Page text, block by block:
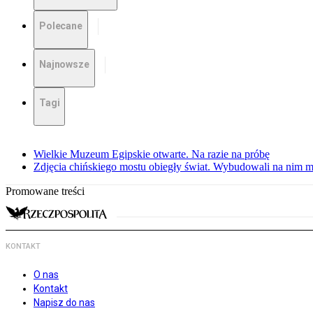
Polecane
Najnowsze
Tagi
Wielkie Muzeum Egipskie otwarte. Na razie na próbę
Zdjęcia chińskiego mostu obiegły świat. Wybudowali na nim
Promowane treści
KONTAKT
O nas
Kontakt
Napisz do nas